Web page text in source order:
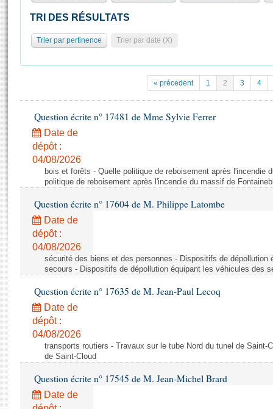
Pétitions
Projets de loi
Propositions de loi
Amendements
Textes adoptés
Rapports législatifs
Rapports sur l'application des lois
Baromètre de l’application des lois
Dossiers législatifs
Budget et sécurité sociale
Questions écrites et orales
Comptes rendus des débats
Statistiques et chiffres clés
( Constitution | Règlement de l'Assemblée ... )
Histoire
Juniors
Anciennes législatures
Contacts et plan d'accès
Photos libres de droit
TRI DES RÉSULTATS
Trier par pertinence Trier par date (X)
« précedent 1 2 3 4
Question écrite n° 17481 de Mme Sylvie Ferrer
Date de
dépôt :
04/08/2026
bois et forêts - Quelle politique de reboisement après l'incendie
politique de reboisement après l'incendie du massif de
Question écrite n° 17604 de M. Philippe Latombe
Date de
dépôt :
04/08/2026
sécurité des biens et des personnes - Dispositifs de
secours - Dispositifs de dépollution équipant les véhicules des
Question écrite n° 17635 de M. Jean-Paul Lecoq
Date de
dépôt :
04/08/2026
transports routiers - Travaux sur le tube Nord du tunel de Saint-
de Saint-Cloud
Question écrite n° 17545 de M. Jean-Michel Brard
Date de